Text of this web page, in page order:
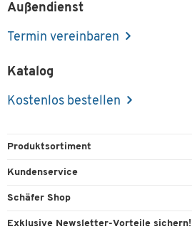
Außendienst
Termin vereinbaren
Katalog
Kostenlos bestellen
Produktsortiment
Büroausstattung
Kundenservice
Direktbestellung
Schäfer Shop
Services & Leistungen
Exklusive Newsletter-Vorteile sichern!